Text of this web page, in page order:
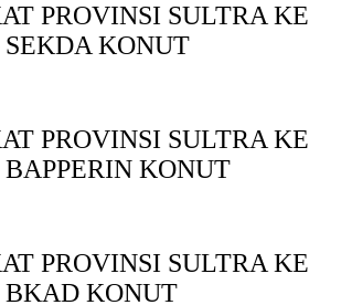
PROVINSI SULTRA KE
KONUT
PROVINSI SULTRA KE
KONUT
PROVINSI SULTRA KE
BKAD KONUT